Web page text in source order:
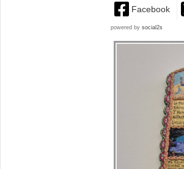
Facebook
powered by social2s